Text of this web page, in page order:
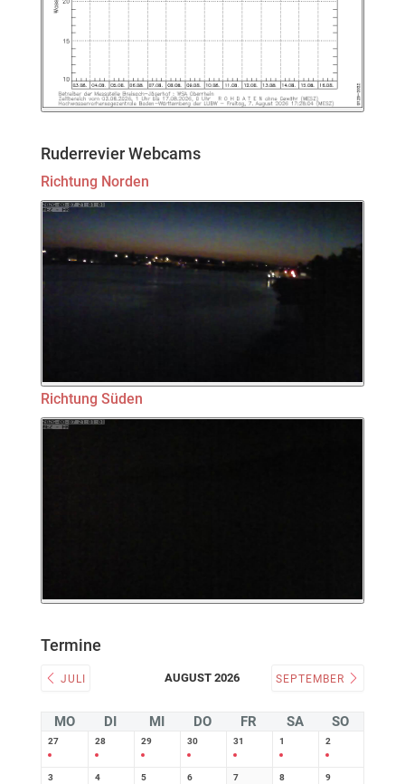
Ruderrevier Webcams
Richtung Norden
Richtung Süden
Termine
JULI AUGUST 2026 SEPTEMBER
MO DI MI DO FR SA SO
27 28 29 30 31 1 2
3 4 5 6 7 8 9